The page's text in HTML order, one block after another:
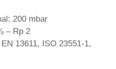
200 mbar
– Rp 2
13611, ISO 23551-1,